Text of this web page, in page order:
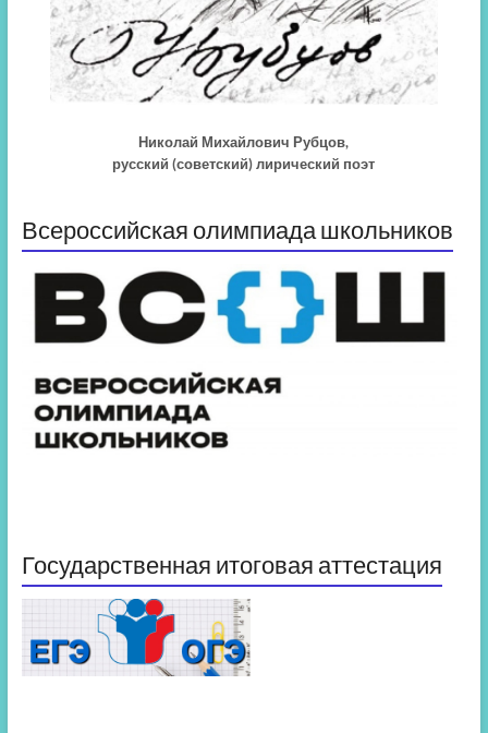
Николай Михайлович Рубцов,
русский (советский) лирический поэт
Всероссийская олимпиада школьников
Государственная итоговая аттестация